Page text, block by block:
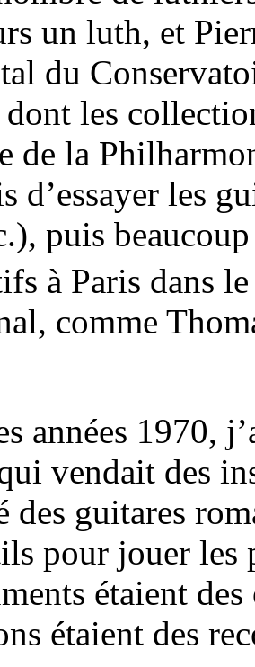
un luth, et
du
les
de la
d’essayer les
puis
à Paris dans
comme
années 1970,
vendait des
des guitares
pour jouer les
étaient
étaient des